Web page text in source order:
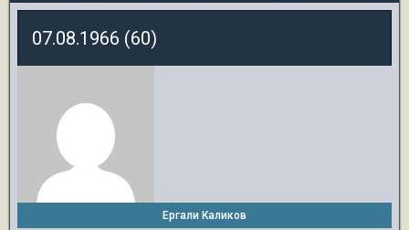
07.08.1966 (60)
Ергали Каликов